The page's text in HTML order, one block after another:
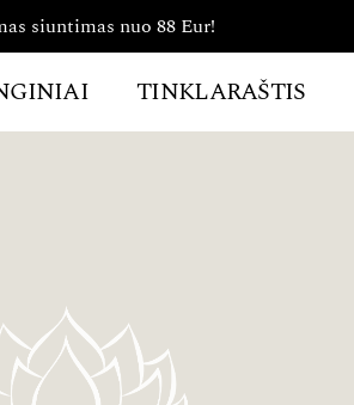
siuntimas nuo 88 Eur!
TINKLARAŠTIS